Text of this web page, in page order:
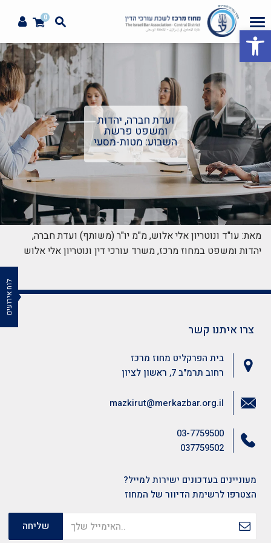
פתח סרגל נגישות
0
ועדת חברה, יהדות
ומשפט פרשת
השבוע: מטות-מסעי
מאת: עו"ד ונוטריון אלי אלוש, מ"מ יו"ר (משותף) ועדת חברה,
יהדות ומשפט במחוז מרכז, משרד עורכי דין ונוטריון אלי אלוש
צרו איתנו קשר
בית הפרקליט מחוז מרכז
רחוב תרמ"ב 7, ראשון לציון
03-7759500
037759502
mazkirut@merkazbar.org.il
מעוניינים בעדכונים ישירות למייל?
הצטרפו לרשימת הדיוור של המחוז
לוח אירועים